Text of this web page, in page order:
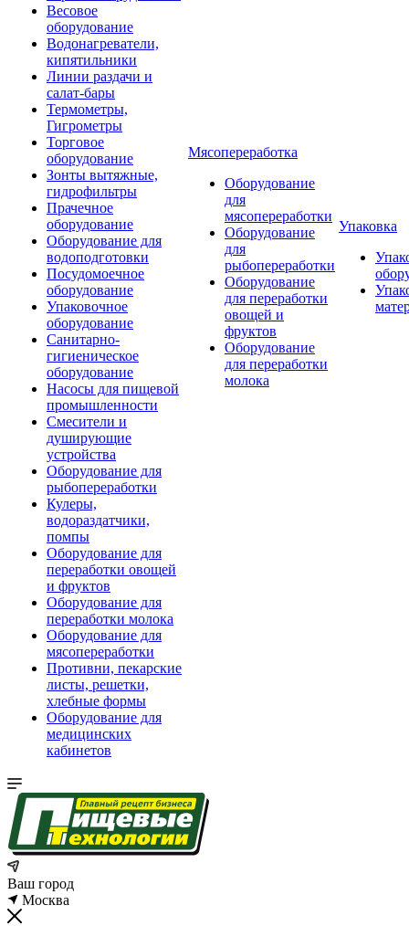
Весовое
оборудование
Водонагреватели,
кипятильники
Линии раздачи и
салат-бары
Термометры,
Гигрометры
Торговое
оборудование
Зонты вытяжные,
гидрофильтры
Прачечное
оборудование
Оборудование для
водоподготовки
Посудомоечное
оборудование
Упаковочное
оборудование
Санитарно-
гигиеническое
оборудование
Насосы для пищевой
промышленности
Смесители и
душирующие
устройства
Оборудование для
рыбопереработки
Кулеры,
водораздатчики,
помпы
Оборудование для
переработки овощей
и фруктов
Оборудование для
переработки молока
Оборудование для
мясопереработки
Противни, пекарские
листы, решетки,
хлебные формы
Оборудование для
медицинских
кабинетов
Мясопереработка
Оборудование
для
мясопереработки
Оборудование
для
рыбопереработки
Оборудование
для переработки
овощей и
фруктов
Оборудование
для переработки
молока
Упаковка
Ваш город
Москва